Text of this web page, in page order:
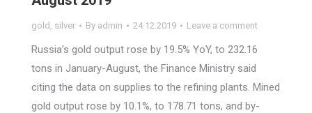
gold , silver By admin 24.12.2019 Leave a comment
Russia’s gold output rose by 19.5% YoY, to 232.16
tons in January-August, the Finance Ministry said
citing the data on supplies to the refining plants. Mined
gold output rose by 10.1%, to 178.71 tons, and by-